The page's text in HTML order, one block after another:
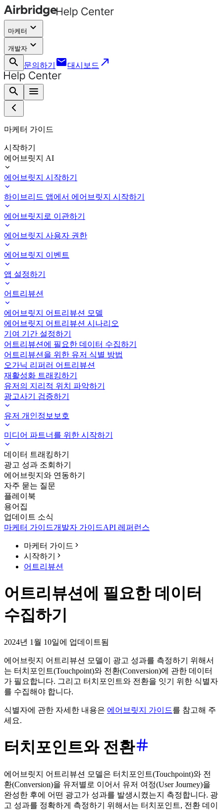
마케터 keyboard_arrow_down
개발자 keyboard_arrow_down
search
문의하기 email대시보드 call_made
search menu
마케터 가이드
시작하기
에어브릿지 AI
에어브릿지 시작하기
하이브리드 앱에서 에어브릿지 시작하기
에어브릿지로 이관하기
에어브릿지 사용자 권한
에어브릿지 이벤트
앱 설정하기
어트리뷰션
에어브릿지 어트리뷰션 모델
에어브릿지 어트리뷰션 시나리오
기여 기간 설정하기
어트리뷰션에 필요한 데이터 수집하기
어트리뷰션을 위한 유저 식별 방법
오가닉 리퍼러 어트리뷰션
재활성화 트래킹하기
유저의 지리적 위치 파악하기
광고사기 검증하기
유저 개인정보보호
미디어 파트너를 위한 시작하기
데이터 트래킹하기
광고 성과 조회하기
에어브릿지와 연동하기
자주 묻는 질문
플레이북
용어집
업데이트 소식
마케터 가이드개발자 가이드API 레퍼런스
마케터 가이드
시작하기
어트리뷰션
어트리뷰션에 필요한 데이터
수집하기
2024년 1월 10일에 업데이트됨
에어브릿지 어트리뷰션 모델이 광고 성과를 측정하기 위해서
는 터치포인트(Touchpoint)와 전환(Conversion)에 관한 데이터
가 필요합니다. 그리고 터치포인트와 전환을 잇기 위한 식별자
를 수집해야 합니다.
식별자에 관한 자세한 내용은 에어브릿지 가이드를 참고해 주
세요.
터치포인트와 전환
에어브릿지 어트리뷰션 모델은 터치포인트(Touchpoint)와 전
환(Conversion)을 유저별로 이어서 유저 여정(User Journey)을
완성한 후에 어떤 광고가 성과를 발생시켰는지 측정합니다. 광
고 성과를 정확하게 측정하기 위해서는 터치포인트, 전환 데이